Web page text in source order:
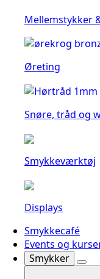
Mellemstykker
Øreting
Snøre, tråd og
Smykkeværktøj
Displays
Smykkecafé
Events og
Smykker